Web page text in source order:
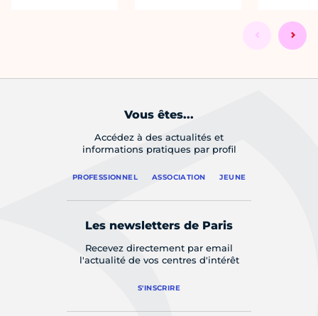
Vous êtes...
Accédez à des actualités et
informations pratiques par profil
PROFESSIONNEL ASSOCIATION JEUNE
Les newsletters de Paris
Recevez directement par email
l'actualité de vos centres d'intérêt
S'INSCRIRE